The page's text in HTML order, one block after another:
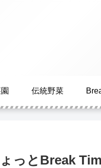
伝統野菜
っとBreak